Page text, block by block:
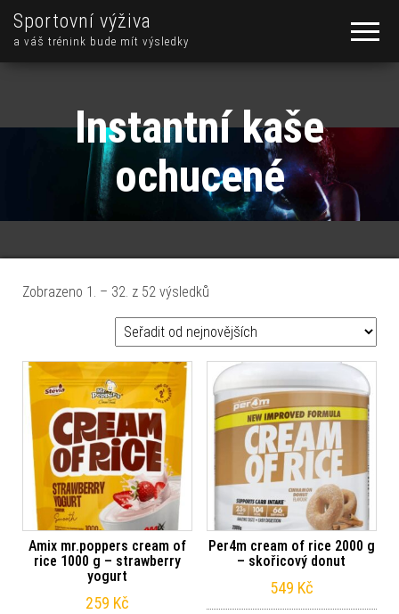
Sportovní výživa
a váš trénink bude mít výsledky
Instantní kaše
ochucené
Zobrazeno 1. – 32. z 52 výsledků
Amix mr.poppers cream of
rice 1000 g – strawberry
yogurt
259 Kč
Per4m cream of rice 2000 g
– skořicový donut
549 Kč